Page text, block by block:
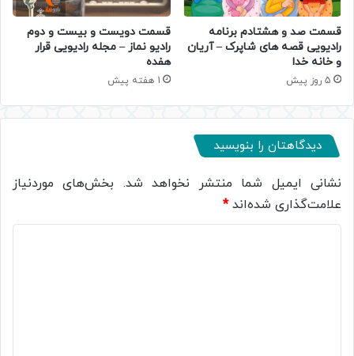
قسمت صد و هشتادم برنامه
رادیویی قصه های شاپرک – آریان
و خانه خدا
5 روز پیش
قسمت دویست و بیست و دوم
رادیو نماز – مجله رادیویی قرار
هفده
1 هفته پیش
دیدگاهتان را بنویسید
نشانی ایمیل شما منتشر نخواهد شد. بخش‌های موردنیاز
علامت‌گذاری شده‌اند*